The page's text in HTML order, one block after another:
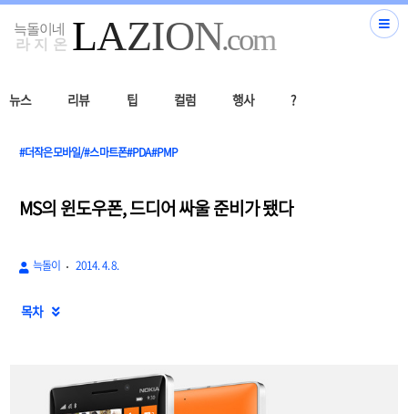
뉴스 리뷰 팁 컬럼 행사 ?
#더작은모바일/#스마트폰#PDA#PMP
MS의 윈도우폰, 드디어 싸울 준비가 됐다
늑돌이 2014. 4. 8.
목차 